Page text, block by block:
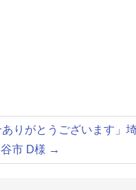
ありがとうございます」
市 D様 →